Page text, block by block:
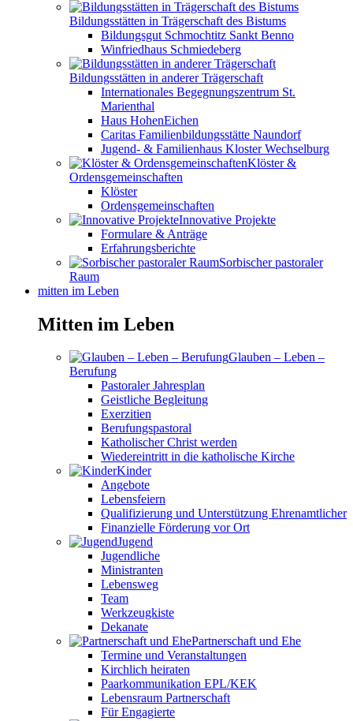
Bildungsstätten in Trägerschaft des Bistums
Bildungsgut Schmochtitz Sankt Benno
Winfriedhaus Schmiedeberg
Bildungsstätten in anderer Trägerschaft
Internationales Begegnungszentrum St.
Marienthal
Haus HohenEichen
Caritas Familienbildungsstätte Naundorf
Jugend- & Familienhaus Kloster Wechselburg
Klöster &
Ordensgemeinschaften
Klöster
Ordensgemeinschaften
Innovative Projekte
Formulare & Anträge
Erfahrungsberichte
Sorbischer pastoraler
Raum
mitten im Leben
Mitten im Leben
Glauben – Leben –
Berufung
Pastoraler Jahresplan
Geistliche Begleitung
Exerzitien
Berufungspastoral
Katholischer Christ werden
Wiedereintritt in die katholische Kirche
Kinder
Angebote
Lebensfeiern
Qualifizierung und Unterstützung Ehrenamtlicher
Finanzielle Förderung vor Ort
Jugend
Jugendliche
Ministranten
Lebensweg
Team
Werkzeugkiste
Dekanate
Partnerschaft und Ehe
Termine und Veranstaltungen
Kirchlich heiraten
Paarkommunikation EPL/KEK
Lebensraum Partnerschaft
Für Engagierte